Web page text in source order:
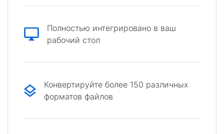
Полностью интегрировано в ваш
рабочий стол
Конвертируйте более 150 различных
форматов файлов